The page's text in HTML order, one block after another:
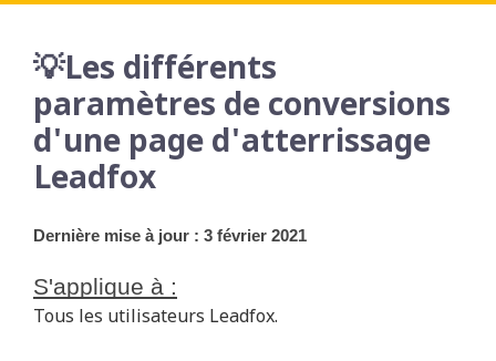
💡Les différents
paramètres de conversions
d'une page d'atterrissage
Leadfox
Dernière mise à jour : 3 février 2021
S'applique à :
Tous les utilisateurs Leadfox.